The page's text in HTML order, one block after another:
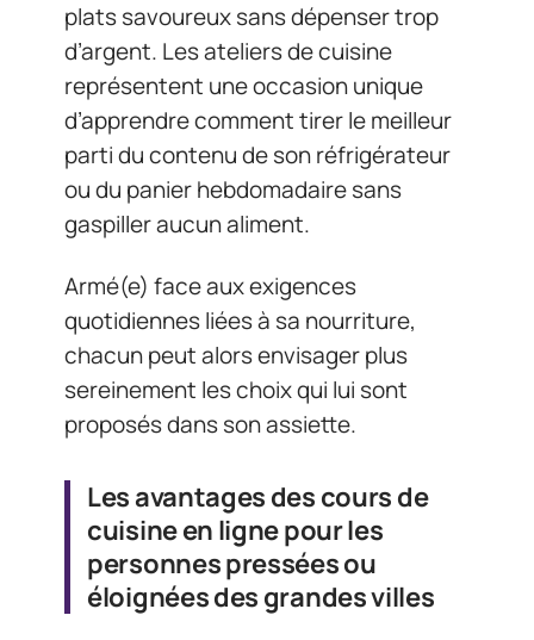
plats savoureux sans dépenser trop
d’argent. Les ateliers de cuisine
représentent une occasion unique
d’apprendre comment tirer le meilleur
parti du contenu de son réfrigérateur
ou du panier hebdomadaire sans
gaspiller aucun aliment.
Armé(e) face aux exigences
quotidiennes liées à sa nourriture,
chacun peut alors envisager plus
sereinement les choix qui lui sont
proposés dans son assiette.
Les avantages des cours de
cuisine en ligne pour les
personnes pressées ou
éloignées des grandes villes